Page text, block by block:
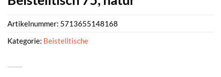
Artikelnummer: 5713655148168
Kategorie: Beistelltische